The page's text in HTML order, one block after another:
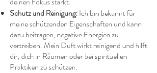
Schutz und Reinigung:Ich bin bekannt für
meine schützenden Eigenschaften und kann
dazu beitragen, negative Energien zu
vertreiben. Mein Duft wirkt reinigend und hilft
dir, dich in Räumen oder bei spirituellen
Praktiken zu schützen.